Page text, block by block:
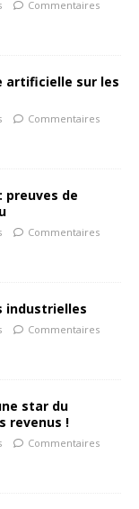
Commentaires
artificielle sur les
Commentaires
preuves de
Commentaires
industrielles
Commentaires
star du
revenus !
Commentaires